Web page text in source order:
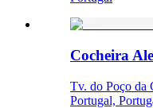
Cocheira
Tv. do Poço da
Portugal,